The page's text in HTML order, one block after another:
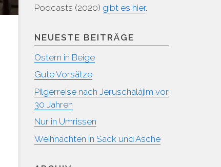
Podcasts (2020) gibt es hier.
NEUESTE BEITRÄGE
Ostern in Beige
Gute Vorsätze
Pilgerreise nach Jeruschalájim vor
30 Jahren
Nur in Umrissen
Weihnachten in Sack und Asche